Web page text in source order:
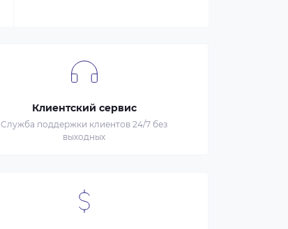
Клиентский сервис
Служба поддержки клиентов 24/7 без
выходных